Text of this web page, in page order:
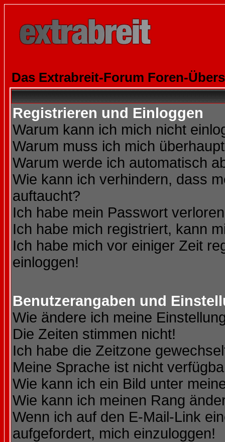
Das Extrabreit-Forum Foren-
Registrieren und Einloggen
Warum kann ich mich nicht
Warum muss ich mich
Warum werde ich automatisch
Wie kann ich verhindern, dass
auftaucht?
Ich habe mein Passwort
Ich habe mich registriert, kann
Ich habe mich vor einiger Zeit
einloggen!
Benutzerangaben und
Wie ändere ich meine
Die Zeiten stimmen nicht!
Ich habe die Zeitzone
Meine Sprache ist nicht
Wie kann ich ein Bild unter
Wie kann ich meinen Rang
Wenn ich auf den E-Mail-Link
aufgefordert, mich einzuloggen!